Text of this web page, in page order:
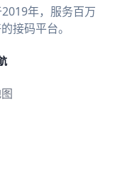
年，服务百万
接码平台。